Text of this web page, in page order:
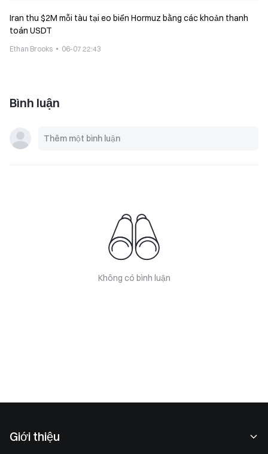
Iran thu $2M mỗi tàu tại eo biển Hormuz bằng các khoản thanh
toán USDT
Ethan Brooks 06-07 22:43
Bình luận
Không có bình luận
Giới thiệu